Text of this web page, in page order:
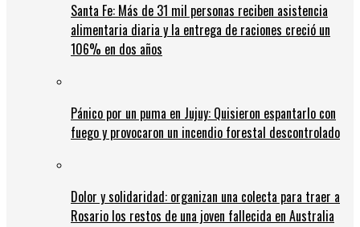
Santa Fe: Más de 31 mil personas reciben asistencia
alimentaria diaria y la entrega de raciones creció un
106% en dos años
Pánico por un puma en Jujuy: Quisieron espantarlo con
fuego y provocaron un incendio forestal descontrolado
Dolor y solidaridad: organizan una colecta para traer a
Rosario los restos de una joven fallecida en Australia